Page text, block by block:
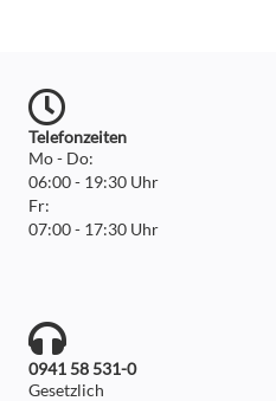
Telefonzeiten
Mo - Do:
06:00 - 19:30 Uhr
Fr:
07:00 - 17:30 Uhr
0941 58 531-0
Gesetzlich